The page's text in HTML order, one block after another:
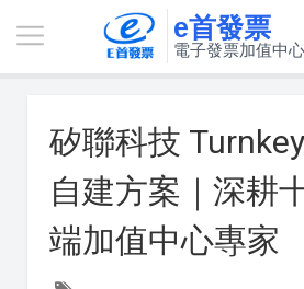
e首發票
電子發票加值中心
矽聯科技
自建方案｜深耕
端加值中心專家